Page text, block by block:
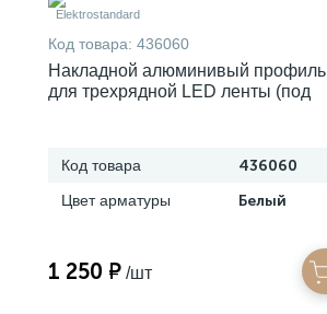
Код товара: 436060
Накладной алюминивый профиль
для трехрядной LED ленты (под
Код товара 436060
Цвет арматуры Белый
1 250 ₽ /шт